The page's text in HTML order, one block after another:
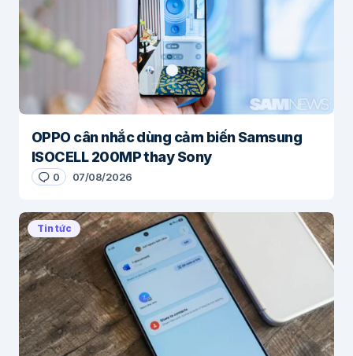
OPPO cân nhắc dùng cảm biến Samsung
ISOCELL 200MP thay Sony
0 07/08/2026
Tin tức